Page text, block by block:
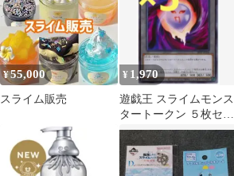
¥55,000
スライム販売
¥ 1,970
遊戯王 スライムモンス
タートークン ５枚セッ
ト 未使用 20TP